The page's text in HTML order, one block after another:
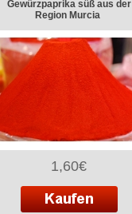
Gewürzpaprika süß aus der
Region Murcia
1,60€